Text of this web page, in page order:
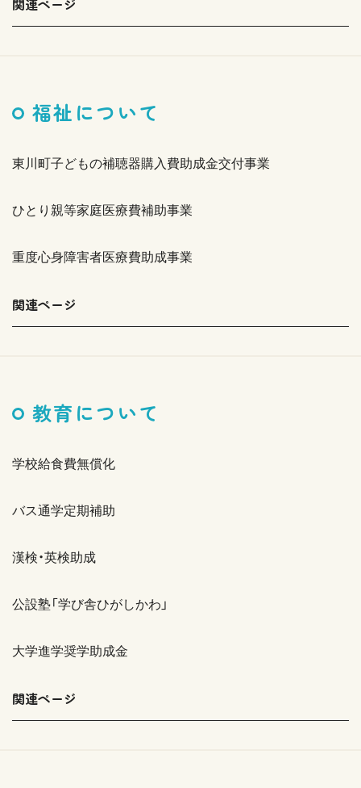
関連ページ
福祉について
東川町子どもの補聴器購入費助成金交付事業
ひとり親等家庭医療費補助事業
重度心身障害者医療費助成事業
関連ページ
教育について
学校給食費無償化
バス通学定期補助
漢検・英検助成
公設塾「学び舎ひがしかわ」
大学進学奨学助成金
関連ページ